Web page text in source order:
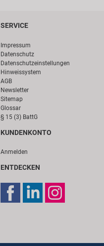
SERVICE
Impressum
Datenschutz
Datenschutzeinstellungen
Hinweissystem
AGB
Newsletter
Sitemap
Glossar
§ 15 (3) BattG
KUNDENKONTO
Anmelden
ENTDECKEN